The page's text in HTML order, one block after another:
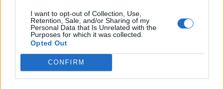
I want to opt-out of Collection, Use,
Retention, Sale, and/or Sharing of my
Personal Data that Is Unrelated with the
Purposes for which it was collected.
Opted Out
CONFIRM
Leskeneläke ei kuulu kaikille –
Kela muistuttaa tärkeästä
ikärajasta